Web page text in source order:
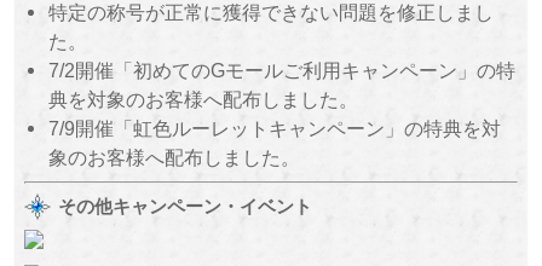
特定の称号が正常に獲得できない問題を修正しまし
た。
7/2開催「初めてのGモールご利用キャンペーン」の特
典を対象のお客様へ配布しました。
7/9開催「虹色ルーレットキャンペーン」の特典を対
象のお客様へ配布しました。
その他キャンペーン・イベント